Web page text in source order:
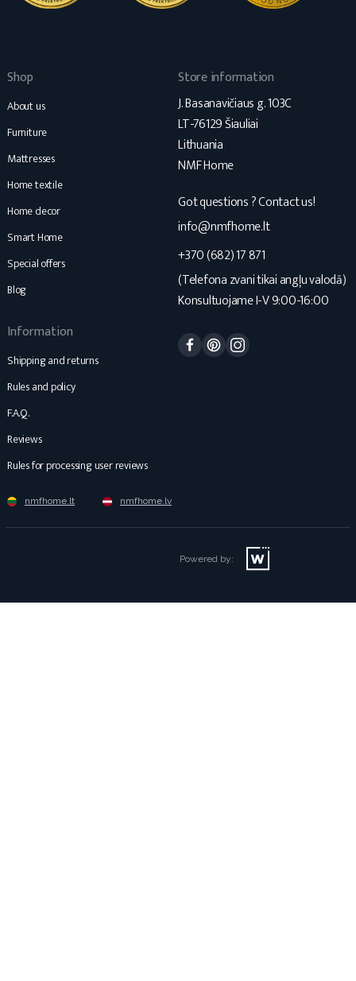
Shop
About us
Furniture
Mattresses
Home textile
Home decor
Smart Home
Special offers
Blog
Information
Shipping and returns
Rules and policy
F.A.Q.
Reviews
Rules for processing user reviews
Store information
J. Basanavičiaus g. 103C
LT-76129 Šiauliai
Lithuania
NMF Home
Got questions ? Contact us!
info@nmfhome.lt
+370 (682) 17 871
(Telefona zvani tikai angļu valodā)
Konsultuojame I-V 9:00-16:00
Facebook
Pinterest
nmfhome.lt nmfhome.lv
Powered by: